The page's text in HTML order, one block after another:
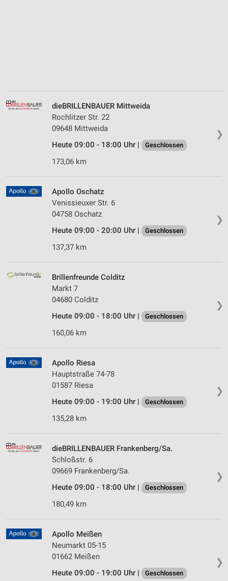
❯
dieBRILLENBAUER Mittweida
Rochlitzer Str. 22
09648 Mittweida
Heute 09:00 - 18:00 Uhr |
Geschlossen
173,06 km
❯
Apollo Oschatz
Venissieuxer Str. 6
04758 Oschatz
Heute 09:00 - 20:00 Uhr |
Geschlossen
137,37 km
❯
Brillenfreunde Colditz
Markt 7
04680 Colditz
Heute 09:00 - 18:00 Uhr |
Geschlossen
160,06 km
❯
Apollo Riesa
Hauptstraße 74-78
01587 Riesa
Heute 09:00 - 19:00 Uhr |
Geschlossen
135,28 km
❯
dieBRILLENBAUER Frankenberg/Sa.
Schloßstr. 6
09669 Frankenberg/Sa.
Heute 09:00 - 18:00 Uhr |
Geschlossen
180,49 km
❯
Apollo Meißen
Neumarkt 05-15
01662 Meißen
Heute 09:00 - 19:00 Uhr |
Geschlossen